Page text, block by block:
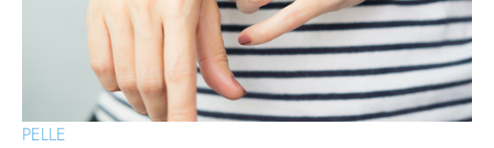
PELLE